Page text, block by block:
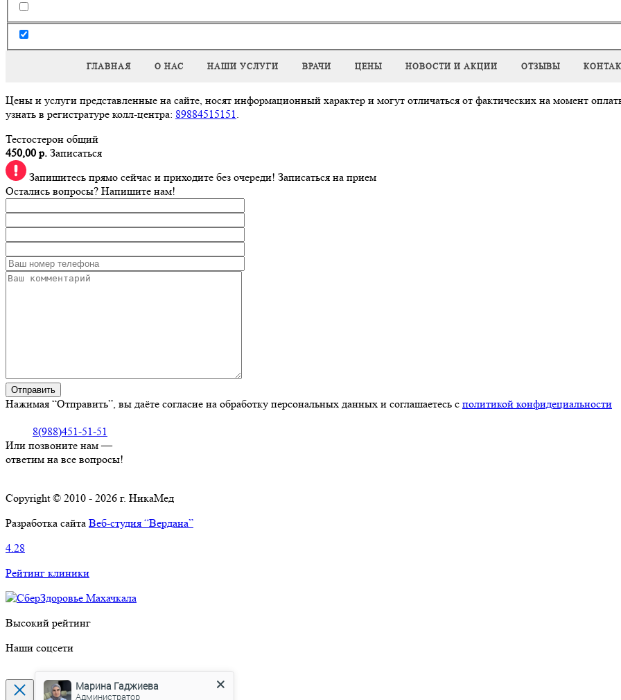
ГЛАВНАЯ О НАС НАШИ УСЛУГИ ВРАЧИ ЦЕНЫ НОВОСТИ И АКЦИИ ОТЗЫВЫ
Цены и услуги представленные на сайте, носят информационный характер и могут отличаться от фактических на момент
узнать в регистратуре колл-центра: 89884515151.
Тестостерон общий
450,00 р. Записаться
Запишитесь прямо сейчас и приходите без очереди! Записаться на прием
Остались вопросы? Напишите нам!
Нажимая “Отправить”, вы даёте согласие на обработку персональных данных и соглашаетесь с политикой конфидециальности
8(988)451-51-51
Или позвоните нам —
ответим на все вопросы!
Copyright © 2010 - 2026 г. НикаМед
Разработка сайта Веб-студия “Вердана”
4.28
Рейтинг клиники
Высокий рейтинг
Наши соцсети
Марина Гаджиева
Администратор